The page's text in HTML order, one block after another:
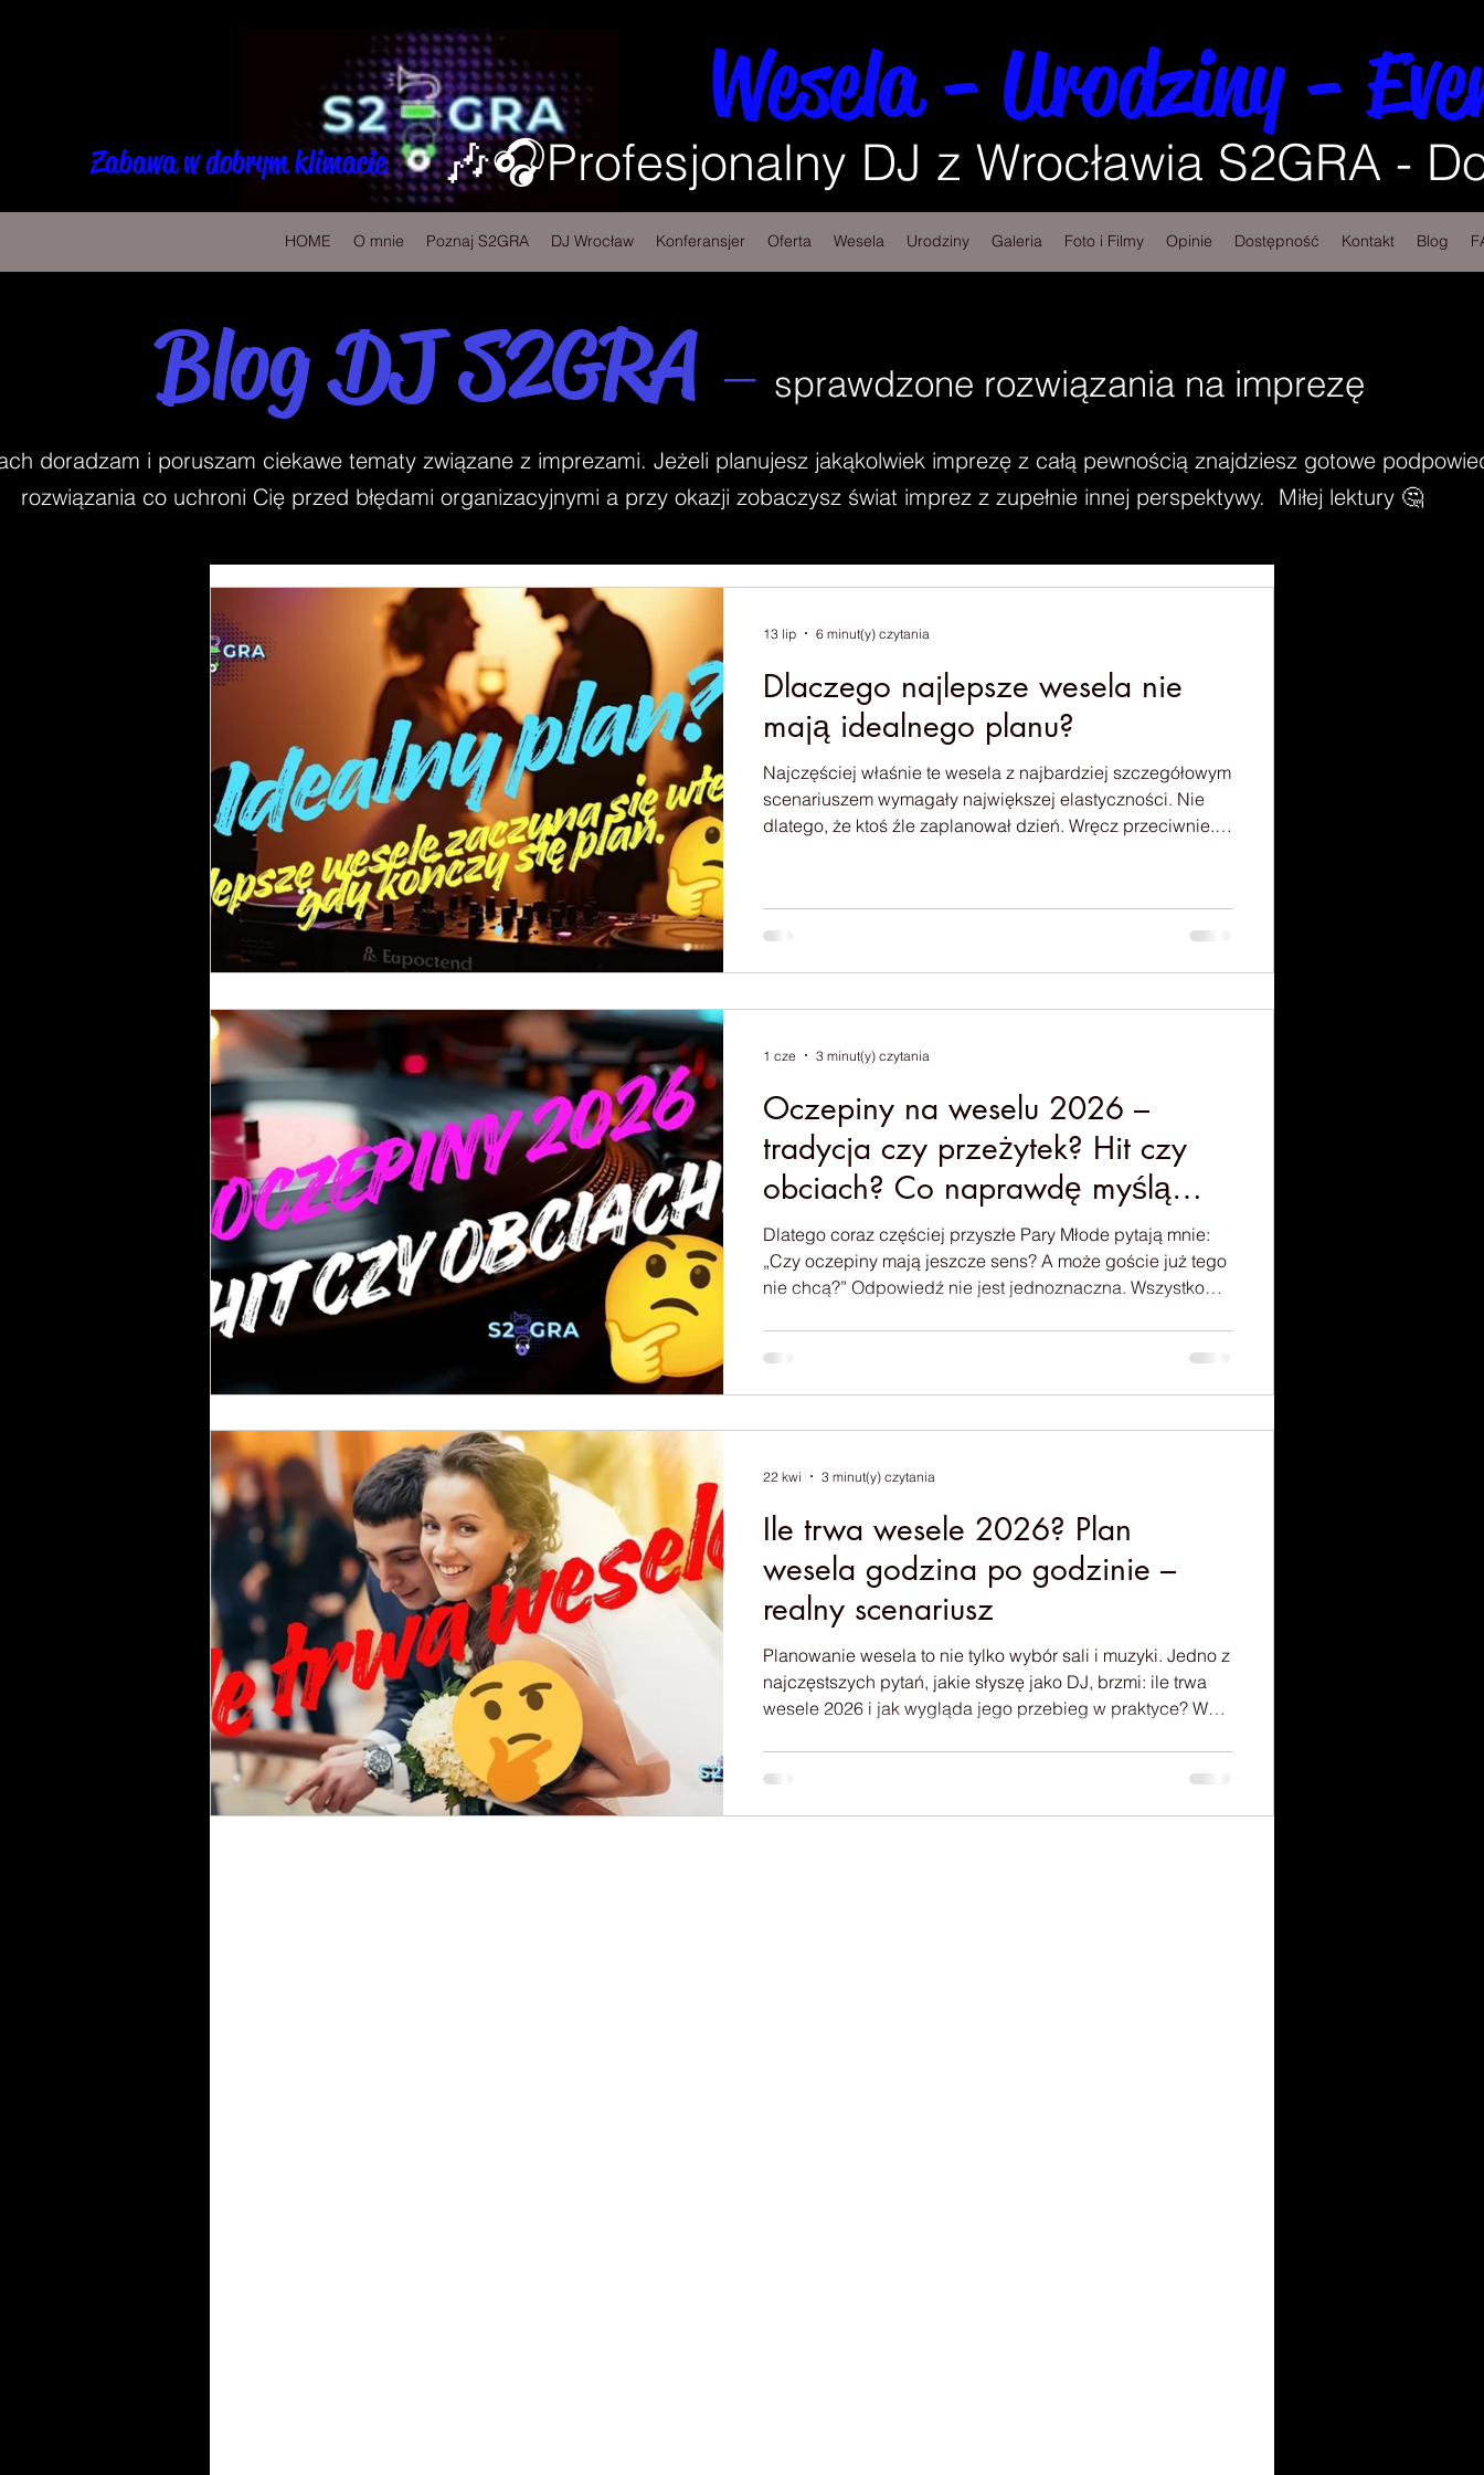
Wesela - Urodziny -
🎶🎧Profesjonalny DJ z Wrocławia S2GRA -
Zabawa w dobrym klimacie
HOME O mnie Poznaj S2GRA DJ Wrocław Konferansjer Oferta Wesela Urodziny Galeria Foto i Filmy Opinie Dostępność Kontakt Blog
Blog DJ S2GRA – sprawdzone rozwiązania na imprezę
doradzam i poruszam ciekawe tematy związane z imprezami. Jeżeli planujesz jakąkolwiek imprezę z całą pewnością znajdziesz gotowe
rozwiązania co uchroni Cię przed błędami organizacyjnymi a przy okazji zobaczysz świat imprez z zupełnie innej perspektywy. Miłej lektury 🤔
Dlaczego najlepsze wesela nie
mają idealnego planu?
Najczęściej właśnie te wesela z najbardziej szczegółowym
scenariuszem wymagały największej elastyczności. Nie
dlatego, że ktoś źle zaplanował dzień. Wręcz przeciwnie.
tworzone przez kilkadziesiąt, a czasem ponad sto osób.
Każdy wnosi na parkiet własne emocje, temperament i
13 lip 6 minut(y) czytania
Oczepiny na weselu 2026 –
tradycja czy przeżytek? Hit czy
obciach? Co naprawdę myślą
goście?
Dlatego coraz częściej przyszłe Pary Młode pytają mnie:
„Czy oczepiny mają jeszcze sens? A może goście już tego
nie chcą?” Odpowiedź nie jest jednoznaczna. Wszystko
branży ślubnej. Dlatego postanowiłem podzielić się swoim
zdaniem oraz doświadczeniami z wesel, które miałem
1 cze 3 minut(y) czytania
Ile trwa wesele 2026? Plan
wesela godzina po godzinie –
realny scenariusz
Planowanie wesela to nie tylko wybór sali i muzyki. Jedno z
najczęstszych pytań, jakie słyszę jako DJ, brzmi: ile trwa
wesele 2026 i jak wygląda jego przebieg w praktyce? W
chcesz wiedzieć, jak utrzymać pełny parkiet i uniknąć
momentów, w których goście zaczynają zerkać na zegarek
22 kwi 3 minut(y) czytania